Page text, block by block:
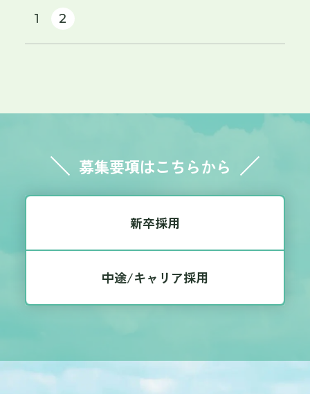
ったことが、社内でも話題になっていました。 緊張の面持
ちで一言。 「諸先輩方に教えていただきながら、少しでも
早く同じ目線に立てるよう精進したい」と語ってくれまし
り、入社を喜んでいました。 出席した社員一同で記念撮影
1 2
募集要項はこちらから
新卒採用
中途/キャリア採用